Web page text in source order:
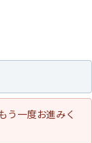
う一度お進みく